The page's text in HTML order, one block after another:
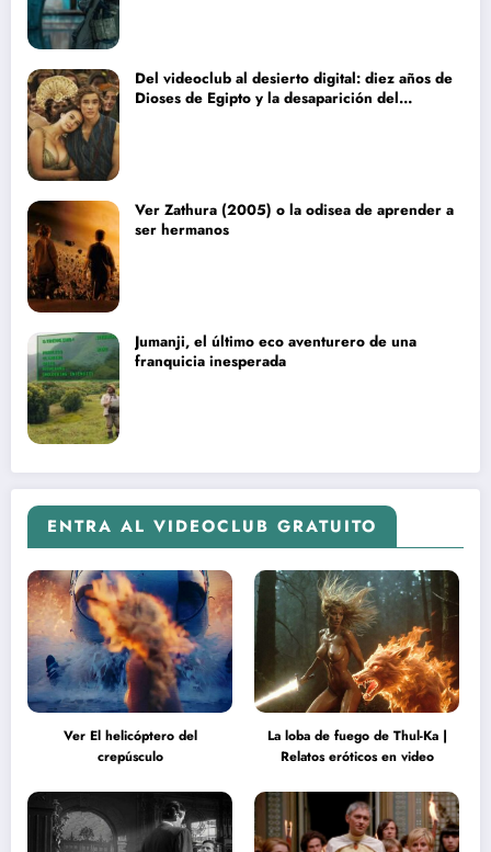
Del videoclub al desierto digital: diez años de
Dioses de Egipto y la desaparición del
Ver Zathura (2005) o la odisea de aprender a
ser hermanos
Jumanji, el último eco aventurero de una
franquicia inesperada
ENTRA AL VIDEOCLUB GRATUITO
Ver El helicóptero del
crepúsculo
La loba de fuego de Thul-Ka |
Relatos eróticos en video